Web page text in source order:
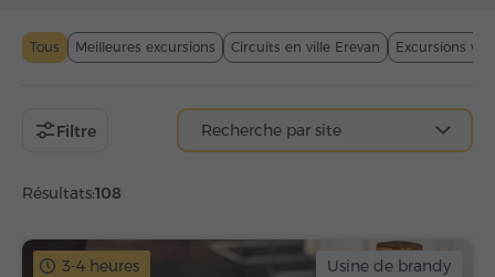
Tous Meilleures excursions Circuits en ville Erevan Excursions
Résultats:108
Filtre Recherche par site
3-4 heures Usine de brandy